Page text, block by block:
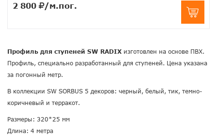
2 800 /м.пог.
Профиль для ступеней SW RADIX изготовлен на основе ПВХ.
Профиль, специально разработанный для ступеней. Цена указана
за погонный метр.
В коллекции SW SORBUS 5 декоров: черный, белый, тик, темно-
коричневый и терракот.
Размеры: 320*25 мм
Длина: 4 метра